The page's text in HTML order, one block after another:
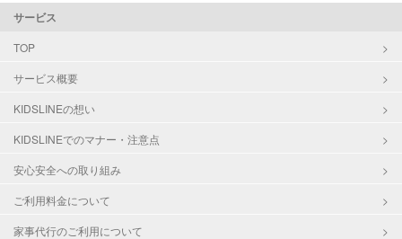
サービス
TOP
サービス概要
KIDSLINEの想い
KIDSLINEでのマナー・注意点
安心安全への取り組み
ご利用料金について
家事代行のご利用について